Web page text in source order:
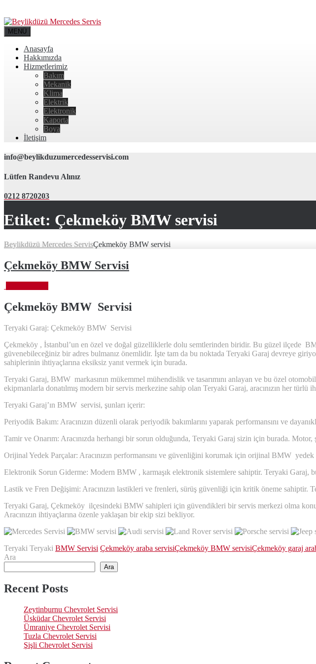
MENÜ
Anasayfa
Hakkımızda
Hizmetlerimiz
Bakım
Mekanik
Klima
Elektrik
Elektronik
Kaporta
Boya
İletişim
info@beylikduzumercedesservisi.com
Lütfen Randevu Alınız
0212 8720203
Etiket: Çekmeköy BMW servisi
Beylikdüzü Mercedes ServisÇekmeköy BMW servisi
Çekmeköy BMW Servisi
Çekmeköy BMW Servisi
Teryaki Garaj: Çekmeköy BMW Servisi
Çekmeköy , İstanbul’un en özel ve doğal güzelliklerle dolu semtlerinden biridir. Bu güzel ilçede
güvenebileceğiniz bir adres bulmanız önemlidir. İşte tam da bu noktada Teryaki Garaj devreye
sahiplerinin ihtiyaçlarına eksiksiz yanıt vermek için burada.
Teryaki Garaj, BMW markasının mükemmel mühendislik ve tasarımını anlayan ve bu özel
ekipmanlarla donatılmış modern bir servis merkezine sahip olan Teryaki Garaj, aracınızın her türlü
Teryaki Garaj’ın BMW servisi, şunları içerir:
Periyodik Bakım: Aracınızın düzenli olarak periyodik bakımlarını yaparak performansını ve
Tamir ve Onarım: Aracınızda herhangi bir sorun olduğunda, Teryaki Garaj sizin için burada.
Orijinal Yedek Parçalar: Aracınızın performansını ve güvenliğini korumak için orijinal BMW
Elektronik Sorun Giderme: Modern BMW , karmaşık elektronik sistemlere sahiptir. Teryaki Garaj,
Lastik ve Fren Değişimi: Aracınızın lastikleri ve frenleri, sürüş güvenliği için kritik öneme sahiptir.
Teryaki Garaj, Çekmeköy ilçesindeki BMW sahipleri için güvendikleri bir servis merkezi olma
Aracınızın ihtiyaçlarına özenle yaklaşan bir ekip sizi bekliyor.
Teryaki Teryaki BMW Servisi Çekmeköy araba servisiÇekmeköy BMW servisiÇekmeköy garaj
Ara
Ara
Recent Posts
Zeytinburnu Chevrolet Servisi
Üsküdar Chevrolet Servisi
Ümraniye Chevrolet Servisi
Tuzla Chevrolet Servisi
Şişli Chevrolet Servisi